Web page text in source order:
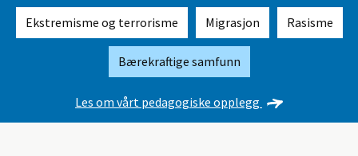
Ekstremisme og terrorisme Migrasjon Rasisme
Bærekraftige samfunn
Les om vårt pedagogiske opplegg